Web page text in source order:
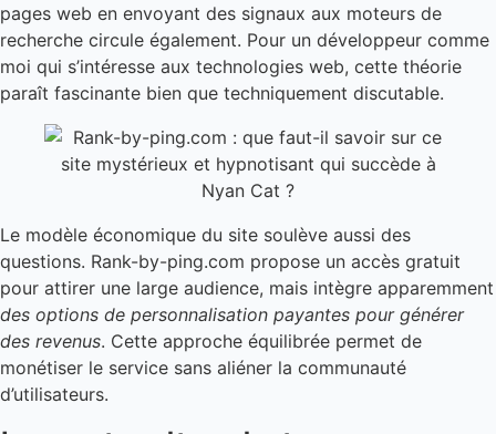
pages web en envoyant des signaux aux moteurs de
recherche circule également. Pour un développeur comme
moi qui s’intéresse aux technologies web, cette théorie
paraît fascinante bien que techniquement discutable.
Le modèle économique du site soulève aussi des
questions. Rank-by-ping.com propose un accès gratuit
pour attirer une large audience, mais intègre apparemment
des options de personnalisation payantes pour générer
des revenus. Cette approche équilibrée permet de
monétiser le service sans aliéner la communauté
d’utilisateurs.